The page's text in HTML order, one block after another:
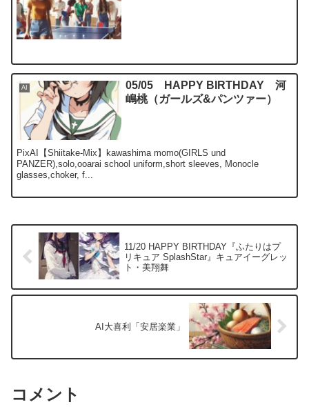
AI
05/05 HAPPY BIRTHDAY 河
嶋桃（ガールズ&パンツァー）
PixAI【Shiitake-Mix】kawashima momo(GIRLS und
PANZER),solo,ooarai school uniform,short sleeves, Monocle
glasses,choker, f...
11/20 HAPPY BIRTHDAY『ふたりはプ
リキュア SplashStar』キュアイーグレッ
ト・美翔舞
AI大喜利「安居楽業」
コメント